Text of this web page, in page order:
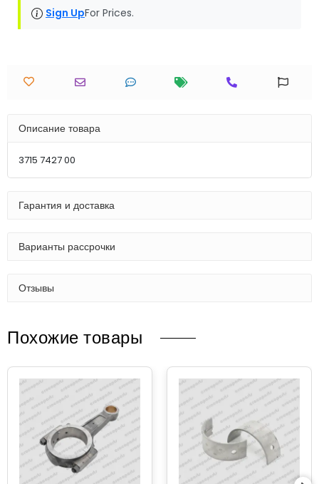
Sign UpFor Prices.
Описание товара
3715 7427 00
Гарантия и доставка
Варианты рассрочки
Отзывы
Похожие товары